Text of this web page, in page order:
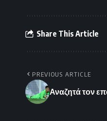
Share This Article
PREVIOUS ARTICLE
Αναζητά τον